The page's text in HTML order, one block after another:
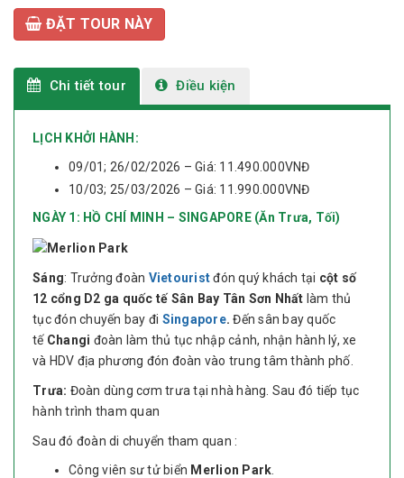
ĐẶT TOUR NÀY
Chi tiết tour Điều kiện
LỊCH KHỞI HÀNH:
09/01; 26/02/2026 – Giá: 11.490.000VNĐ
10/03; 25/03/2026 – Giá: 11.990.000VNĐ
NGÀY 1: HỒ CHÍ MINH – SINGAPORE (Ăn Trưa, Tối)
Sáng: Trưởng đoàn Vietouristđón quý khách tại cột số
12 cổng D2 ga quốc tế Sân Bay Tân Sơn Nhất làm thủ
tục đón chuyến bay đi Singapore. Đến sân bay quốc
tế Changi đoàn làm thủ tục nhập cảnh, nhận hành lý, xe
và HDV địa phương đón đoàn vào trung tâm thành phố.
Trưa: Đoàn dùng cơm trưa tại nhà hàng. Sau đó tiếp tục
hành trình tham quan
Sau đó đoàn di chuyển tham quan :
Công viên sư tử biển Merlion Park